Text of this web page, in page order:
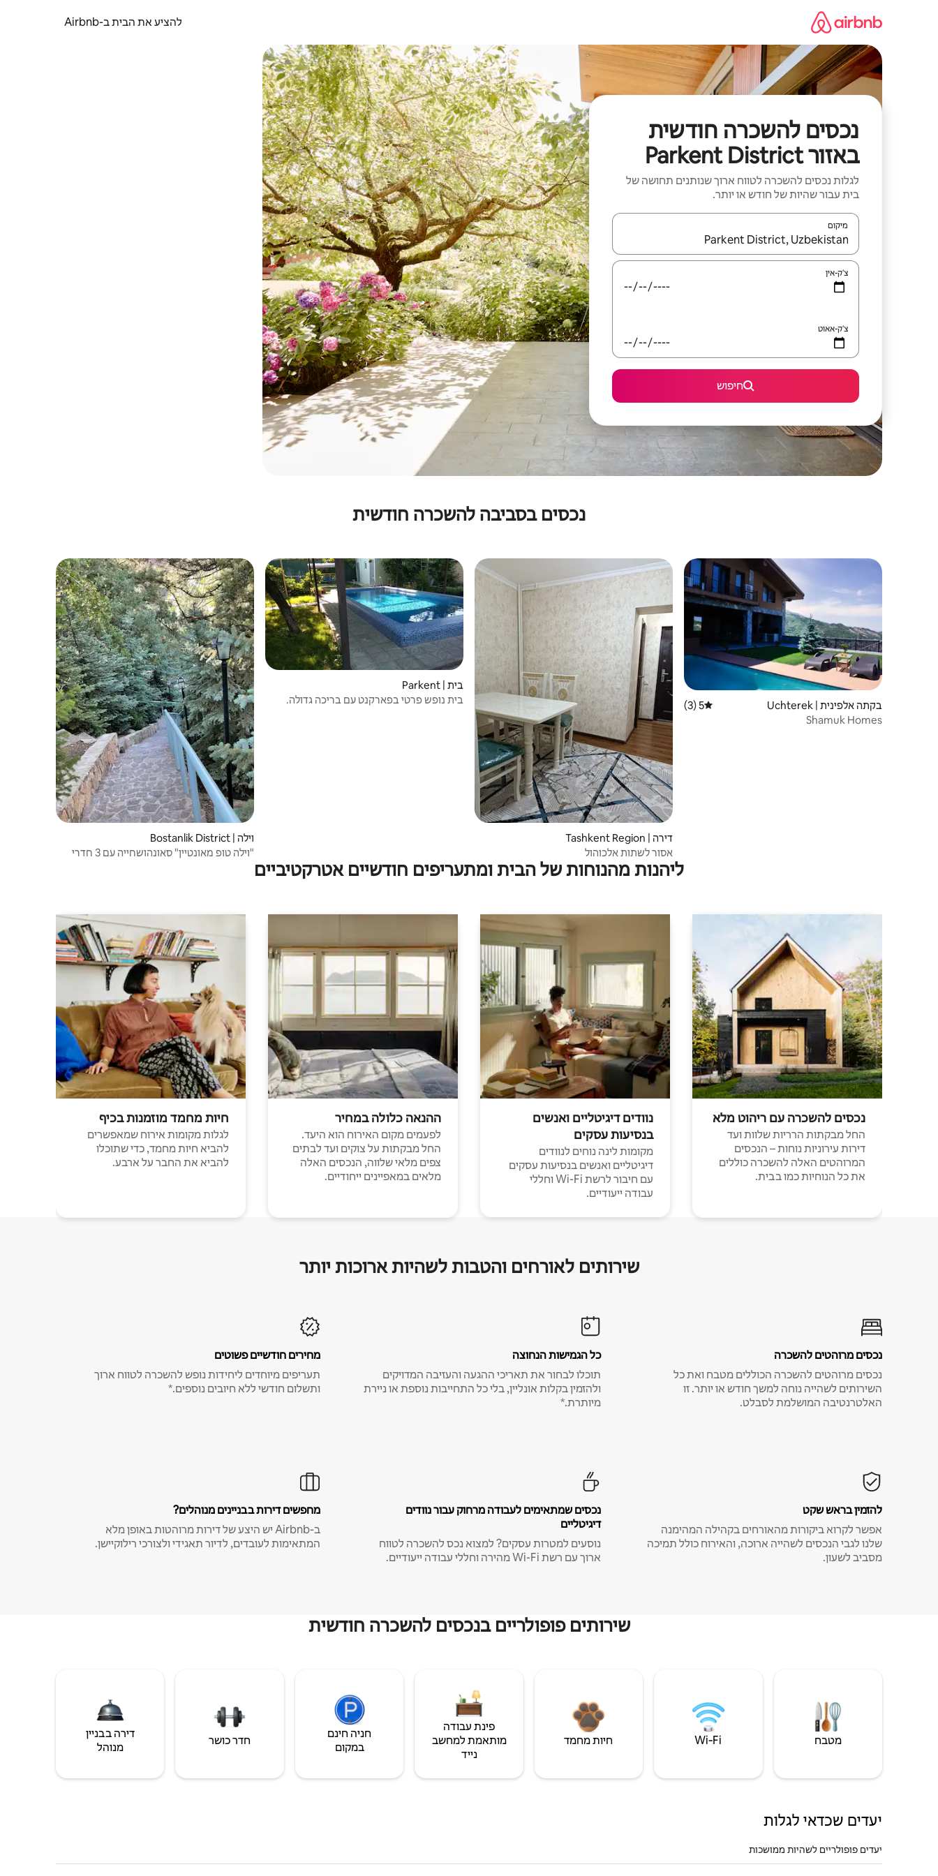
להציע את הבית ב-Airbnb
נכסים להשכרה חודשית
באזור Parkent District
לגלות נכסים להשכרה לטווח ארוך שנותנים תחושה של
בית עבור שהיות של חודש או יותר.
מיקום
כאשר התוצאות יהיו זמינות, יש לנווט עם מקשי החיצים למעלה ולמטה או לעיין בעזרת תנועות מגע או החלקה.
צ'ק-אין
צ'ק-אאוט
חיפוש
נכסים בסביבה להשכרה חודשית
בקתה אלפינית | Uchterek דירוג ממוצע של 5 מתוך 5, 3 ביקורות
5 (3)
Shamuk Homes
דירה | Tashkent Region
אסור לשתות אלכוהול
בית | Parkent
בית נופש פרטי בפארקנט עם בריכה גדולה.
וילה | Bostanlik District
"וילה טופ מאונטיין" סאונהושחייה עם 3 חדרי
ליהנות מהנוחות של הבית ומתעריפים חודשיים אטרקטיביים
נכסים להשכרה עם ריהוט מלא
החל מבקתות הרריות שלוות ועד
דירות עירוניות נוחות – הנכסים
המרוהטים האלה להשכרה כוללים
את כל הנוחיות כמו בבית.
נוודים דיגיטליים ואנשים
בנסיעות עסקים
מקומות לינה נוחים לנוודים
דיגיטליים ואנשים בנסיעות עסקים
עם חיבור לרשת Wi-Fi וחללי
עבודה ייעודיים.
ההנאה כלולה במחיר
לפעמים מקום האירוח הוא היעד.
החל מבקתות על צוקים ועד לבתים
צפים מלאי שלווה, הנכסים האלה
מלאים במאפיינים ייחודיים.
חיות מחמד מוזמנות בכיף
לגלות מקומות אירוח שמאפשרים
להביא חיות מחמד, כדי שתוכלו
להביא את החבר על ארבע.
שירותים לאורחים והטבות לשהיות ארוכות יותר
נכסים מרוהטים להשכרה
נכסים מרוהטים להשכרה הכוללים מטבח ואת כל
השירותים לשהייה נוחה למשך חודש או יותר. זו
האלטרנטיבה המושלמת לסבלט.
כל הגמישות הנחוצה
תוכלו לבחור את תאריכי ההגעה והעזיבה המדויקים
ולהזמין בקלות אונליין, בלי כל התחייבות נוספת או ניירת
מיותרת.*
מחירים חודשיים פשוטים
תעריפים מיוחדים ליחידות נופש להשכרה לטווח ארוך
ותשלום חודשי ללא חיובים נוספים.*
להזמין בראש שקט
אפשר לקרוא ביקורות מהאורחים בקהילה המהימנה
שלנו לגבי הנכסים לשהייה ארוכה, והאירוח כולל תמיכה
מסביב לשעון.
נכסים שמתאימים לעבודה מרחוק עבור נוודים
דיגיטליים
נוסעים למטרות עסקים? למצוא נכס להשכרה לטווח
ארוך עם רשת Wi-Fi מהירה וחללי עבודה ייעודיים.
מחפשים דירות בבניינים מנוהלים?
ב-Airbnb יש היצע של דירות מרוהטות באופן מלא
המתאימות לעובדים, לדיור תאגידי ולצורכי רילוקיישן.
שירותים פופולריים בנכסים להשכרה חודשית
מטבח Wi‑Fi חיות מחמד
פינת עבודה
מותאמת למחשב
נייד
חניה חינם
במקום
חדר כושר
דירה בבניין
מנוהל
יעדים שכדאי לגלות
יעדים פופולריים לשהיות ממושכות